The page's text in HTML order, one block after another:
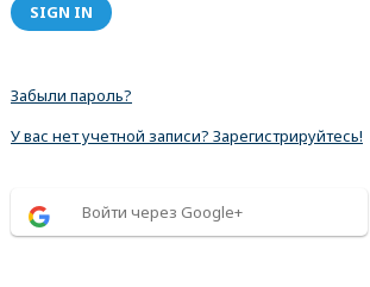
SIGN IN
Забыли пароль?
У вас нет учетной записи? Зарегистрируйтесь!
Войти через Google+